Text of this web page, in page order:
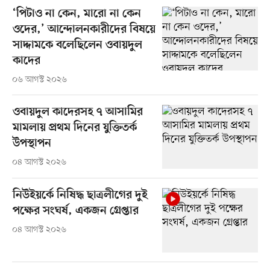
‘পিটাও না কেন, মারো না কেন
ওদের,’ আন্দোলনকারীদের বিষয়ে
সাদ্দামকে বলেছিলেন ওবায়দুল
কাদের
০৬ আগস্ট ২০২৬
ওবায়দুল কাদেরসহ ৭ আসামির
মামলায় প্রথম দিনের যুক্তিতর্ক
উপস্থাপন
০৪ আগস্ট ২০২৬
নিউইয়র্কে নিষিদ্ধ ছাত্রলীগের দুই
পক্ষের সংঘর্ষ, একজন গ্রেপ্তার
০৪ আগস্ট ২০২৬